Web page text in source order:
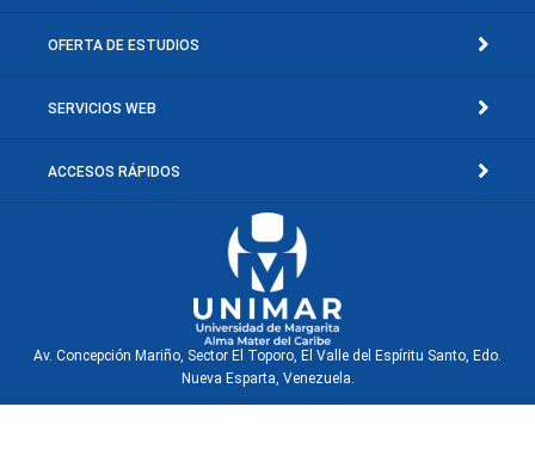
OFERTA DE ESTUDIOS
SERVICIOS WEB
ACCESOS RÁPIDOS
Av. Concepción Mariño, Sector El Toporo, El Valle del Espíritu Santo, Edo.
Nueva Esparta, Venezuela.